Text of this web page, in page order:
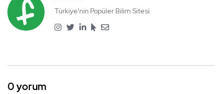
Türkiye'nin Popüler Bilim Sitesi
0 yorum